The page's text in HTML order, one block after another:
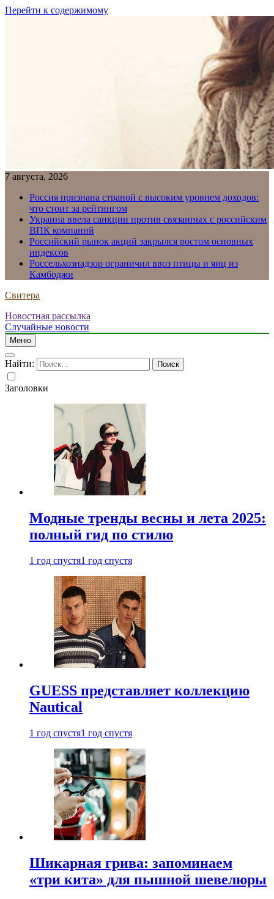
Перейти к содержимому
7 августа, 2026
Россия признана страной с высоким уровнем доходов:
что стоит за рейтингом
Украина ввела санкции против связанных с российским
ВПК компаний
Российский рынок акций закрылся ростом основных
индексов
Россельхознадзор ограничил ввоз птицы и яиц из
Камбоджи
Свитера
Новостная рассылка
Случайные новости
Меню
Найти:
Заголовки
Модные тренды весны и лета 2025:
полный гид по стилю
1 год спустя1 год спустя
GUESS представляет коллекцию
Nautical
1 год спустя1 год спустя
Шикарная грива: запоминаем
«три кита» для пышной шевелюры